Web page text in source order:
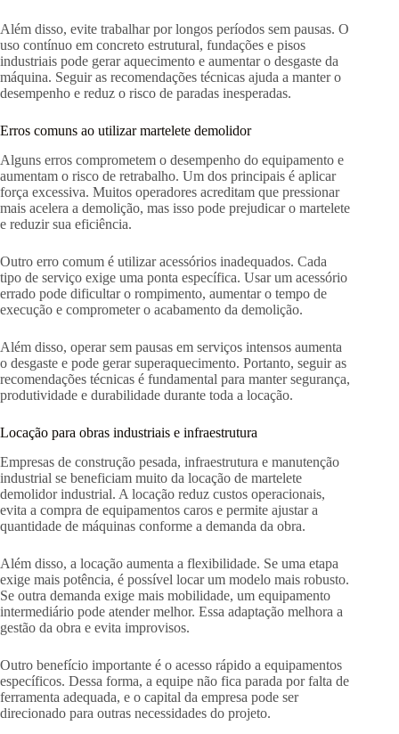
Além disso, evite trabalhar por longos períodos sem pausas. O
uso contínuo em concreto estrutural, fundações e pisos
industriais pode gerar aquecimento e aumentar o desgaste da
máquina. Seguir as recomendações técnicas ajuda a manter o
desempenho e reduz o risco de paradas inesperadas.
Erros comuns ao utilizar martelete demolidor
Alguns erros comprometem o desempenho do equipamento e
aumentam o risco de retrabalho. Um dos principais é aplicar
força excessiva. Muitos operadores acreditam que pressionar
mais acelera a demolição, mas isso pode prejudicar o martelete
e reduzir sua eficiência.
Outro erro comum é utilizar acessórios inadequados. Cada
tipo de serviço exige uma ponta específica. Usar um acessório
errado pode dificultar o rompimento, aumentar o tempo de
execução e comprometer o acabamento da demolição.
Além disso, operar sem pausas em serviços intensos aumenta
o desgaste e pode gerar superaquecimento. Portanto, seguir as
recomendações técnicas é fundamental para manter segurança,
produtividade e durabilidade durante toda a locação.
Locação para obras industriais e infraestrutura
Empresas de construção pesada, infraestrutura e manutenção
industrial se beneficiam muito da locação de martelete
demolidor industrial. A locação reduz custos operacionais,
evita a compra de equipamentos caros e permite ajustar a
quantidade de máquinas conforme a demanda da obra.
Além disso, a locação aumenta a flexibilidade. Se uma etapa
exige mais potência, é possível locar um modelo mais robusto.
Se outra demanda exige mais mobilidade, um equipamento
intermediário pode atender melhor. Essa adaptação melhora a
gestão da obra e evita improvisos.
Outro benefício importante é o acesso rápido a equipamentos
específicos. Dessa forma, a equipe não fica parada por falta de
ferramenta adequada, e o capital da empresa pode ser
direcionado para outras necessidades do projeto.